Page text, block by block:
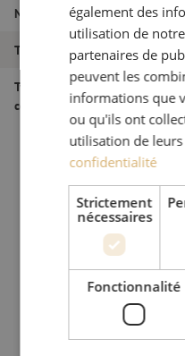
Numéro d'article
Type de produit
Type de
connecteur/coupleur
Droit
également des
utilisation de
partenaires de
peuvent les
informations que
ou qu'ils ont
utilisation de leurs
confidentialité
Strictement
nécessaires
Fonctionnalité